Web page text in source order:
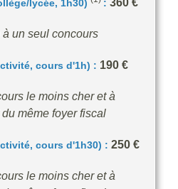
lycée, 1h30) :
un seul concours
cours d'1h) : 190 €
le moins cher et à
même foyer fiscal
cours d'1h30) : 250 €
le moins cher et à